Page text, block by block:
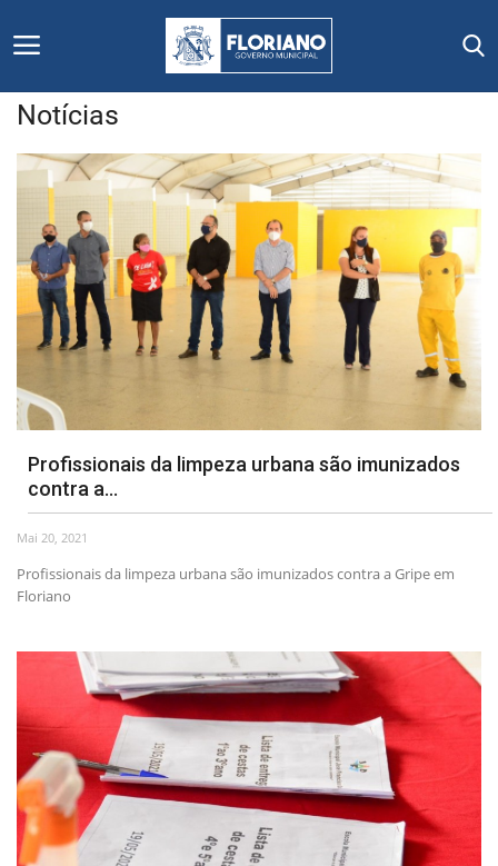
Início
Floriano
Secretarias e Órgãos
Notícias
Vídeos
Webmail
Contato
Notícias
Profissionais da limpeza urbana são imunizados
contra a...
Mai 20, 2021
Profissionais da limpeza urbana são imunizados contra a Gripe em
Floriano